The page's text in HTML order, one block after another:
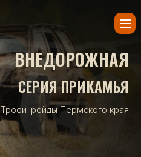
ВНЕДОРОЖНАЯ
СЕРИЯ ПРИКАМЬЯ
Трофи-рейды Пермского края